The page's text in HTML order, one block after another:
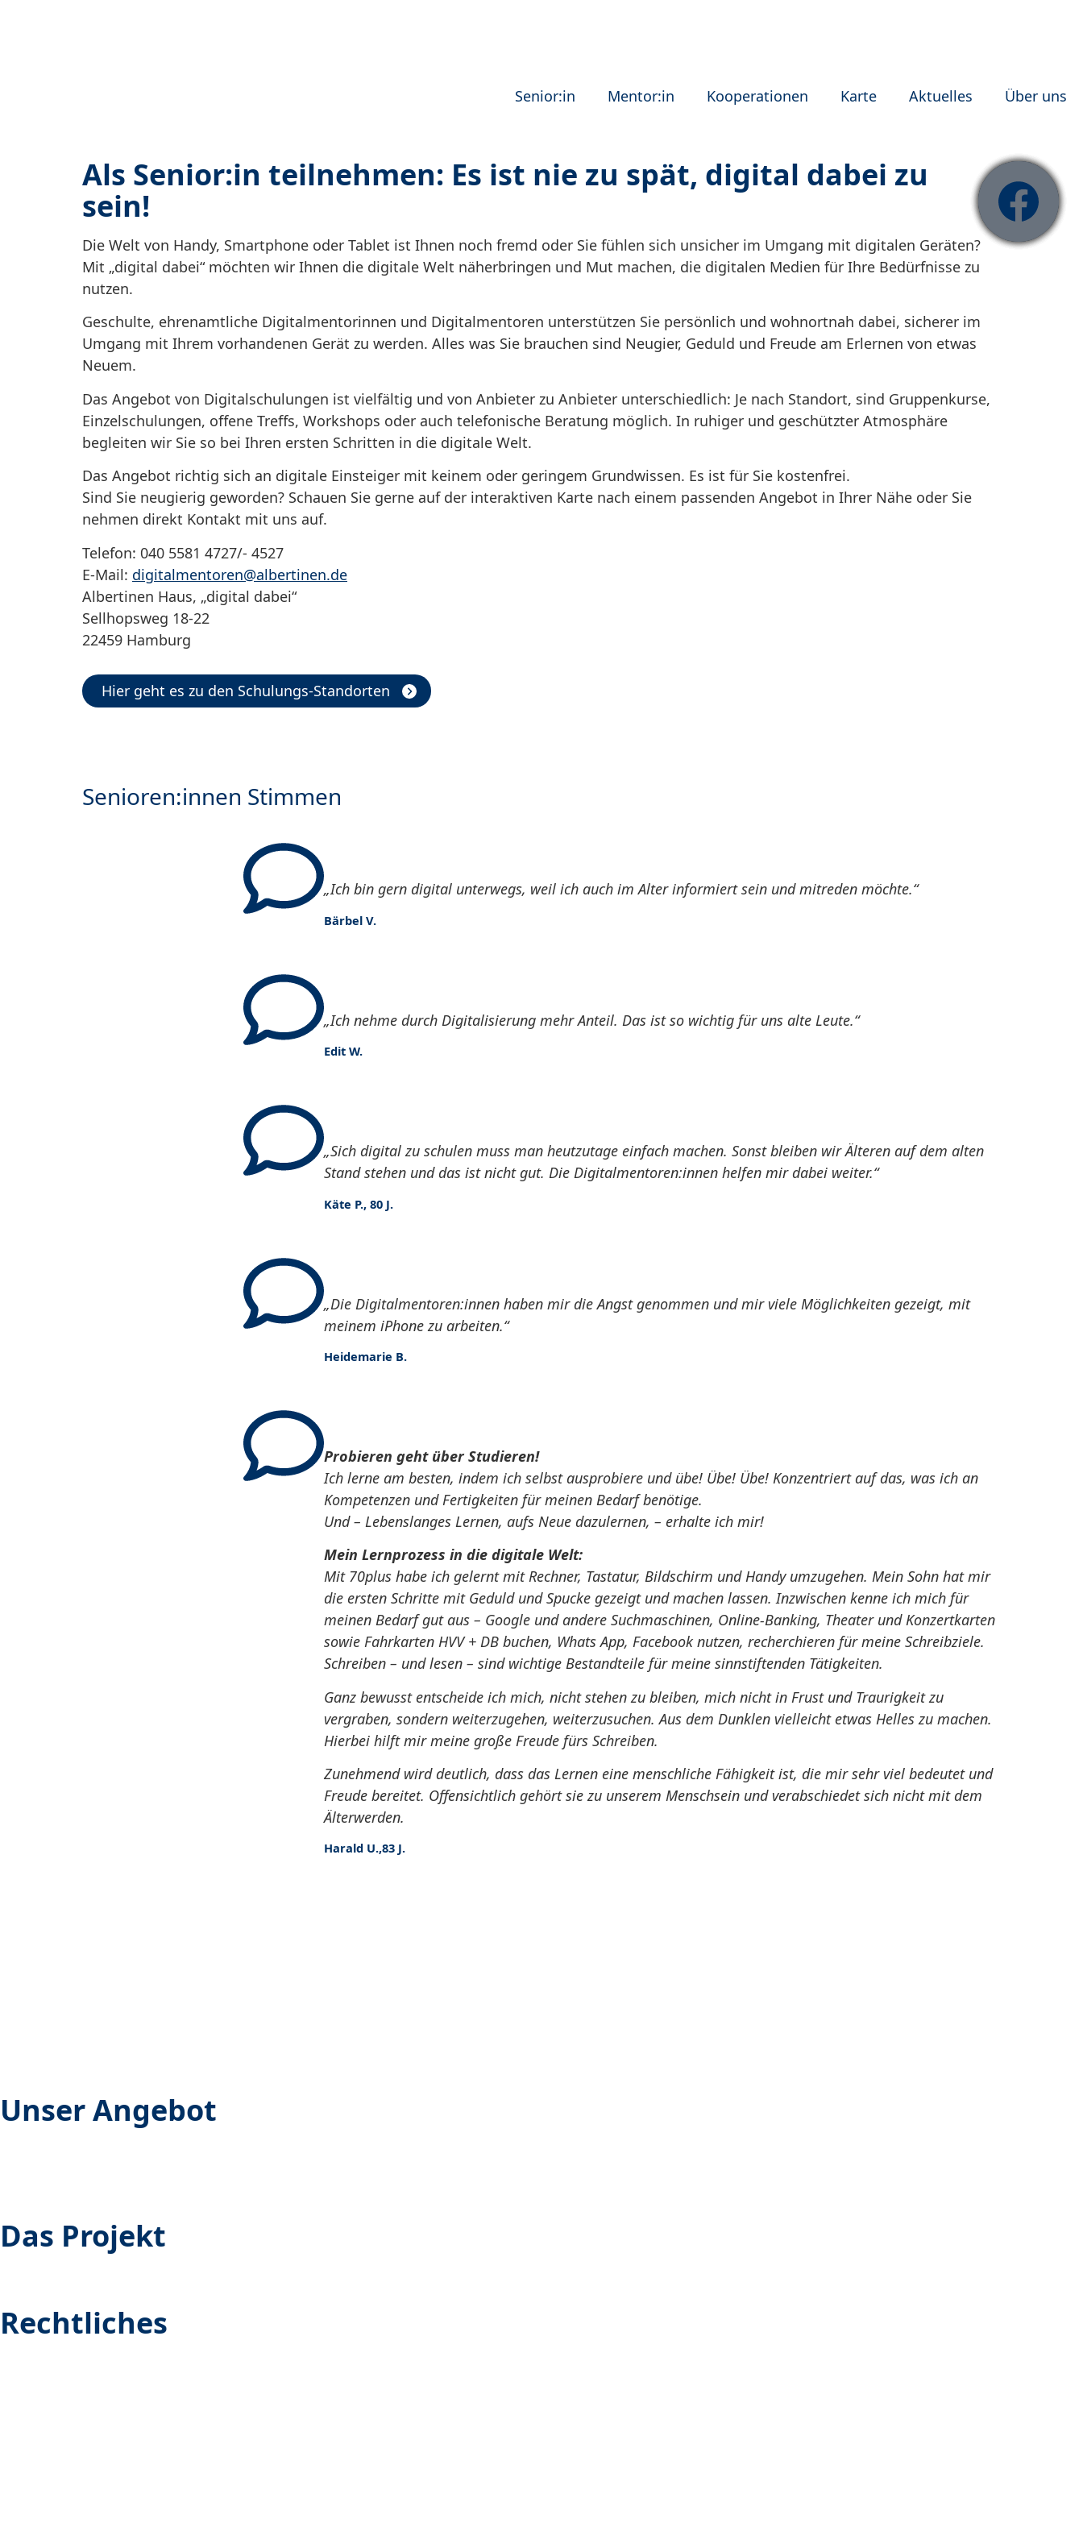
Senior:in Mentor:in Kooperationen Karte Aktuelles Über uns
Als Senior:in teilnehmen: Es ist nie zu spät, digital dabei zu
sein!
Die Welt von Handy, Smartphone oder Tablet ist Ihnen noch fremd oder Sie fühlen sich unsicher im Umgang mit digitalen Geräten?
Mit „digital dabei“ möchten wir Ihnen die digitale Welt näherbringen und Mut machen, die digitalen Medien für Ihre Bedürfnisse zu
nutzen.
Geschulte, ehrenamtliche Digitalmentorinnen und Digitalmentoren unterstützen Sie persönlich und wohnortnah dabei, sicherer im
Umgang mit Ihrem vorhandenen Gerät zu werden. Alles was Sie brauchen sind Neugier, Geduld und Freude am Erlernen von etwas
Neuem.
Das Angebot von Digitalschulungen ist vielfältig und von Anbieter zu Anbieter unterschiedlich: Je nach Standort, sind Gruppenkurse,
Einzelschulungen, offene Treffs, Workshops oder auch telefonische Beratung möglich. In ruhiger und geschützter Atmosphäre
begleiten wir Sie so bei Ihren ersten Schritten in die digitale Welt.
Das Angebot richtig sich an digitale Einsteiger mit keinem oder geringem Grundwissen. Es ist für Sie kostenfrei.
Sind Sie neugierig geworden? Schauen Sie gerne auf der interaktiven Karte nach einem passenden Angebot in Ihrer Nähe oder Sie
nehmen direkt Kontakt mit uns auf.
Telefon: 040 5581 4727/- 4527
E-Mail: digitalmentoren@albertinen.de
Albertinen Haus, „digital dabei“
Sellhopsweg 18-22
22459 Hamburg
Hier geht es zu den Schulungs-Standorten
Senioren:innen Stimmen
„Ich bin gern digital unterwegs, weil ich auch im Alter informiert sein und mitreden möchte.“
Bärbel V.
„Ich nehme durch Digitalisierung mehr Anteil. Das ist so wichtig für uns alte Leute.“
Edit W.
„Sich digital zu schulen muss man heutzutage einfach machen. Sonst bleiben wir Älteren auf dem alten
Stand stehen und das ist nicht gut. Die Digitalmentoren:innen helfen mir dabei weiter.“
Käte P., 80 J.
„Die Digitalmentoren:innen haben mir die Angst genommen und mir viele Möglichkeiten gezeigt, mit
meinem iPhone zu arbeiten.“
Heidemarie B.
Probieren geht über Studieren!
Ich lerne am besten, indem ich selbst ausprobiere und übe! Übe! Übe! Konzentriert auf das, was ich an
Kompetenzen und Fertigkeiten für meinen Bedarf benötige.
Und – Lebenslanges Lernen, aufs Neue dazulernen, – erhalte ich mir!
Mein Lernprozess in die digitale Welt:
Mit 70plus habe ich gelernt mit Rechner, Tastatur, Bildschirm und Handy umzugehen. Mein Sohn hat mir
die ersten Schritte mit Geduld und Spucke gezeigt und machen lassen. Inzwischen kenne ich mich für
meinen Bedarf gut aus – Google und andere Suchmaschinen, Online-Banking, Theater und Konzertkarten
sowie Fahrkarten HVV + DB buchen, Whats App, Facebook nutzen, recherchieren für meine Schreibziele.
Schreiben – und lesen – sind wichtige Bestandteile für meine sinnstiftenden Tätigkeiten.
Ganz bewusst entscheide ich mich, nicht stehen zu bleiben, mich nicht in Frust und Traurigkeit zu
vergraben, sondern weiterzugehen, weiterzusuchen. Aus dem Dunklen vielleicht etwas Helles zu machen.
Hierbei hilft mir meine große Freude fürs Schreiben.
Zunehmend wird deutlich, dass das Lernen eine menschliche Fähigkeit ist, die mir sehr viel bedeutet und
Freude bereitet. Offensichtlich gehört sie zu unserem Menschsein und verabschiedet sich nicht mit dem
Älterwerden.
Harald U.,83 J.
Unser Angebot
Das Projekt
Rechtliches